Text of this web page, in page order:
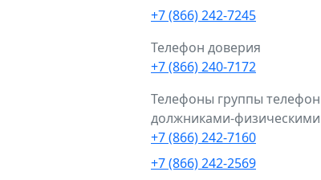
+7 (866) 242-7245
Телефон доверия
+7 (866) 240-7172
Телефоны группы
должниками-
+7 (866) 242-7160
+7 (866) 242-2569